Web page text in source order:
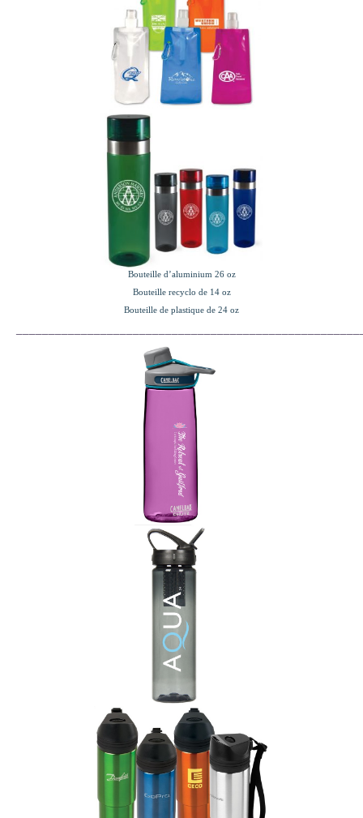
Bouteille d’aluminium 26 oz
Bouteille recyclo de 14 oz
Bouteille de plastique de 24 oz